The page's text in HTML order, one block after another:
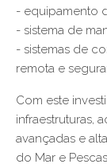
- equipamento
- sistema de
- sistemas de
remota e
Com este
infraestruturas,
avançadas e
do Mar e